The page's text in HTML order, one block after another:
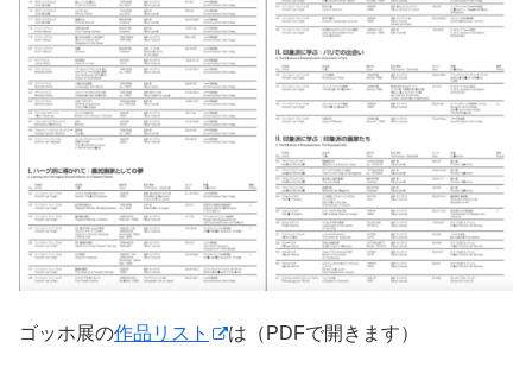
ゴッホ展の作品リスト は（PDFで開きます）